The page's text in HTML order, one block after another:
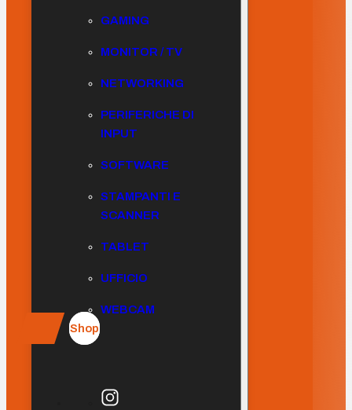
GAMING
MONITOR / TV
NETWORKING
PERIFERICHE DI
INPUT
SOFTWARE
STAMPANTI E
SCANNER
TABLET
UFFICIO
WEBCAM
Shop